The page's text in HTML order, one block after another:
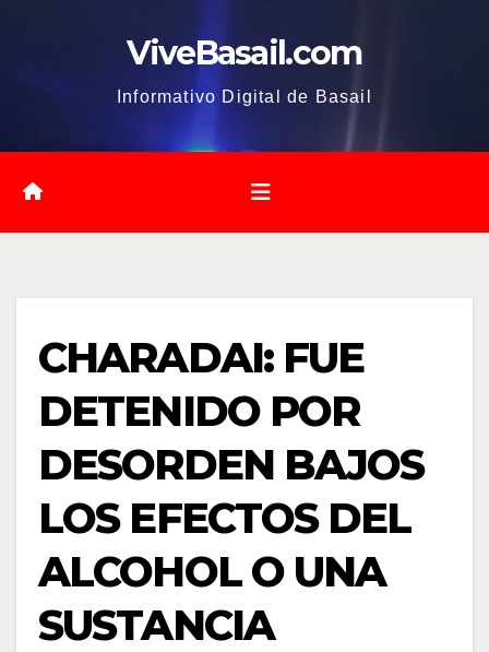
ViveBasail.com
Informativo Digital de Basail
CHARADAI: FUE
DETENIDO POR
DESORDEN BAJOS
LOS EFECTOS DEL
ALCOHOL O UNA
SUSTANCIA